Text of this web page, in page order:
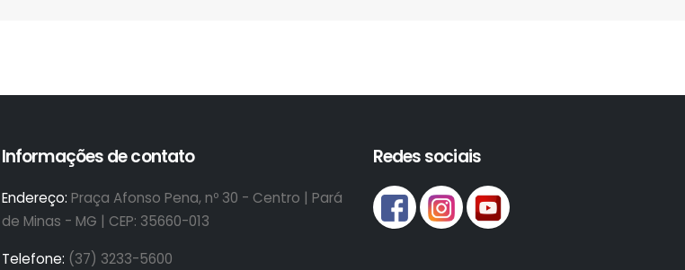
Informações de contato
Endereço: Praça Afonso Pena, nº 30 - Centro | Pará
de Minas - MG | CEP: 35660-013
Telefone: (37) 3233-5600
Redes sociais